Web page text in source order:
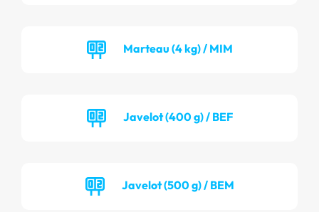
Marteau (4 kg) / MIM
Javelot (400 g) / BEF
Javelot (500 g) / BEM